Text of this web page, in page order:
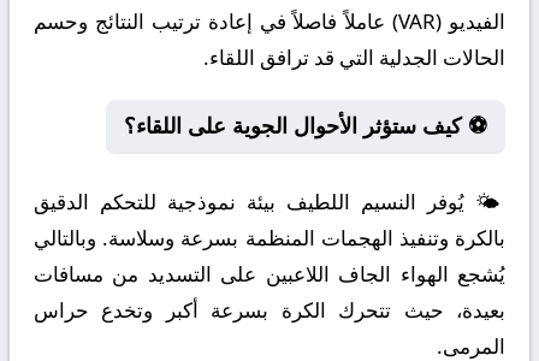
الفيديو (VAR) عاملاً فاصلاً في إعادة ترتيب النتائج وحسم
الحالات الجدلية التي قد ترافق اللقاء.
⚽ كيف ستؤثر الأحوال الجوية على اللقاء؟
🌤️ يُوفر النسيم اللطيف بيئة نموذجية للتحكم الدقيق
بالكرة وتنفيذ الهجمات المنظمة بسرعة وسلاسة. وبالتالي
يُشجع الهواء الجاف اللاعبين على التسديد من مسافات
بعيدة، حيث تتحرك الكرة بسرعة أكبر وتخدع حراس
المرمى.